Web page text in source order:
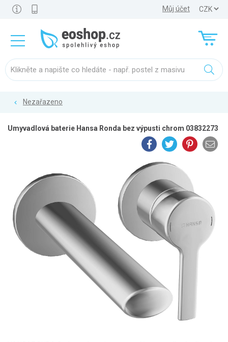
Můj účet
Nezařazeno
Umyvadlová baterie Hansa Ronda bez výpusti chrom 03832273